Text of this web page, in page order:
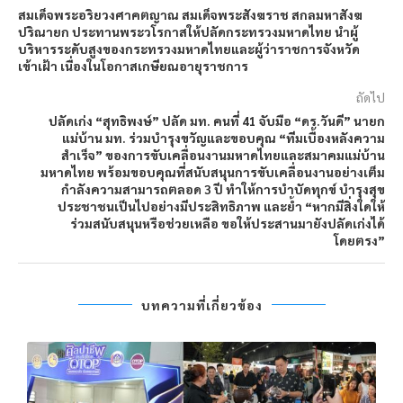
สมเด็จพระอริยวงศาคตญาณ สมเด็จพระสังฆราช สกลมหาสังฆ
ปริณายก ประทานพระวโรกาสให้ปลัดกระทรวงมหาดไทย นำผู้
บริหารระดับสูงของกระทรวงมหาดไทยและผู้ว่าราชการจังหวัด
เข้าเฝ้า เนื่องในโอกาสเกษียณอายุราชการ
ถัดไป
ปลัดเก่ง “สุทธิพงษ์” ปลัด มท. คนที่ 41 จับมือ “ดร.วันดี” นายก
แม่บ้าน มท. ร่วมบำรุงขวัญและขอบคุณ “ทีมเบื้องหลังความ
สำเร็จ” ของการขับเคลื่อนงานมหาดไทยและสมาคมแม่บ้าน
มหาดไทย พร้อมขอบคุณที่สนับสนุนการขับเคลื่อนงานอย่างเต็ม
กำลังความสามารถตลอด 3 ปี ทำให้การบำบัดทุกข์ บำรุงสุข
ประชาชนเป็นไปอย่างมีประสิทธิภาพ และย้ำ “หากมีสิ่งใดให้
ร่วมสนับสนุนหรือช่วยเหลือ ขอให้ประสานมายังปลัดเก่งได้
โดยตรง”
บทความที่เกี่ยวข้อง